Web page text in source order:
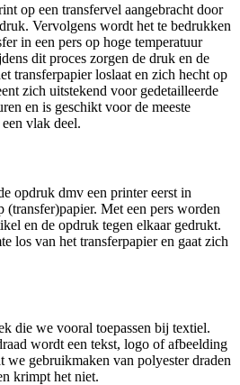
op een transfervel aangebracht door
Vervolgens wordt het te bedrukken
in een pers op hoge temperatuur
dit proces zorgen de druk en de
transferpapier loslaat en zich hecht op
zich uitstekend voor gedetailleerde
en is geschikt voor de meeste
vlak deel.
opdruk dmv een printer eerst in
(transfer)papier. Met een pers worden
en de opdruk tegen elkaar gedrukt.
los van het transferpapier en gaat zich
die we vooral toepassen bij textiel.
wordt een tekst, logo of afbeelding
we gebruikmaken van polyester draden
krimpt het niet.